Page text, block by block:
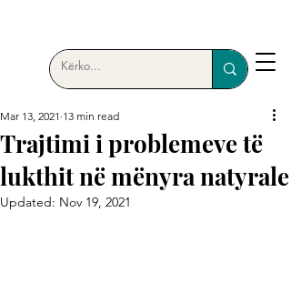
Trajtimi i problemeve të
lukthit në mënyra natyrale
Mar 13, 2021 13 min read
Updated: Nov 19, 2021